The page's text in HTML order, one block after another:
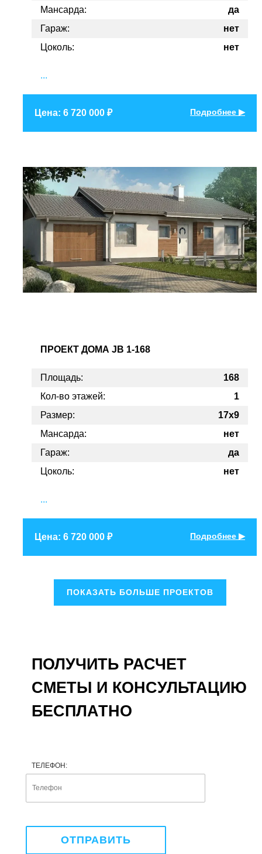
Мансарда:
да
Гараж:
нет
Цоколь:
нет
...
Цена: 6 720 000 ₽ Подробнее ▶
ПРОЕКТ ДОМА JB 1-168
Площадь:
168
Кол-во этажей:
1
Размер:
17х9
Мансарда:
нет
Гараж:
да
Цоколь:
нет
...
Цена: 6 720 000 ₽ Подробнее ▶
ПОКАЗАТЬ БОЛЬШЕ ПРОЕКТОВ
ПОЛУЧИТЬ РАСЧЕТ
СМЕТЫ И КОНСУЛЬТАЦИЮ
БЕСПЛАТНО
ТЕЛЕФОН: